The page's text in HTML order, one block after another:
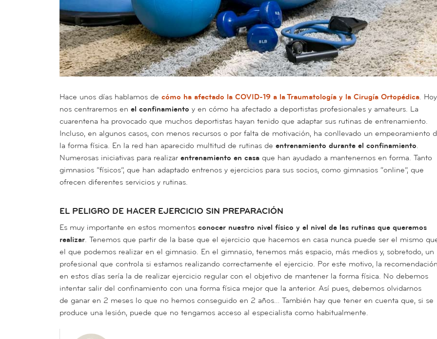
Hace unos días hablamos de cómo ha afectado la COVID-19 a la Traumatología y la Cirugía Ortopédica.
nos centraremos en el confinamiento y en cómo ha afectado a deportistas profesionales y amateurs. La
cuarentena ha provocado que muchos deportistas hayan tenido que adaptar sus rutinas de entrenamiento.
Incluso, en algunos casos, con menos recursos o por falta de motivación, ha conllevado un empeoramiento
la forma física. En la red han aparecido multitud de rutinas de entrenamiento durante el confinamiento.
Numerosas iniciativas para realizar entrenamiento en casa que han ayudado a mantenernos en forma. Tanto
gimnasios “físicos”, que han adaptado entrenos y ejercicios para sus socios, como gimnasios “online”, que
ofrecen diferentes servicios y rutinas.
EL PELIGRO DE HACER EJERCICIO SIN PREPARACIÓN
Es muy importante en estos momentos conocer nuestro nivel físico y el nivel de las rutinas que queremos
realizar. Tenemos que partir de la base que el ejercicio que hacemos en casa nunca puede ser el mismo
el que podemos realizar en el gimnasio. En el gimnasio, tenemos más espacio, más medios y, sobretodo, un
profesional que controla si estamos realizando correctamente el ejercicio. Por este motivo, la recomendación
en estos días sería la de realizar ejercicio regular con el objetivo de mantener la forma física. No debemos
intentar salir del confinamiento con una forma física mejor que la anterior. Así pues, debemos olvidarnos
de ganar en 2 meses lo que no hemos conseguido en 2 años… También hay que tener en cuenta que, si se
produce una lesión, puede que no tengamos acceso al especialista como habitualmente.